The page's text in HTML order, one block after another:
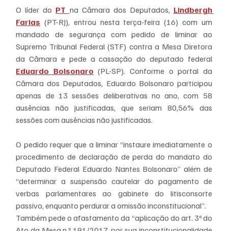
O líder do PT na Câmara dos Deputados, Lindbergh
Farias (PT-RJ), entrou nesta terça-feira (16) com um
mandado de segurança com pedido de liminar ao
Supremo Tribunal Federal (STF) contra a Mesa Diretora
da Câmara e pede a cassação do deputado federal
Eduardo Bolsonaro (PL-SP). Conforme o portal da
Câmara dos Deputados, Eduardo Bolsonaro participou
apenas de 13 sessões deliberativas no ano, com 58
ausências não justificadas, que seriam 80,56% das
sessões com ausências não justificadas.
O pedido requer que a liminar “instaure imediatamente o
procedimento de declaração de perda do mandato do
Deputado Federal Eduardo Nantes Bolsonaro” além de
“determinar a suspensão cautelar do pagamento de
verbas parlamentares ao gabinete do litisconsorte
passivo, enquanto perdurar a omissão inconstitucional”.
Também pede o afastamento da “aplicação do art. 3º do